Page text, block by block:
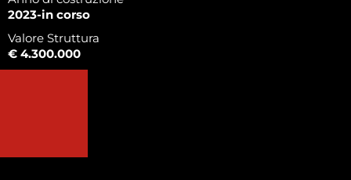
2023-in corso
Valore Struttura
€ 4.300.000